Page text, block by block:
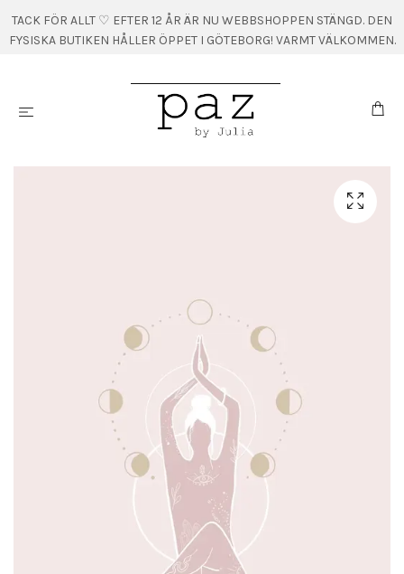
TACK FÖR ALLT ♡ EFTER 12 ÅR ÄR NU WEBBSHOPPEN STÄNGD. DEN
FYSISKA BUTIKEN HÅLLER ÖPPET I GÖTEBORG! VARMT VÄLKOMMEN.